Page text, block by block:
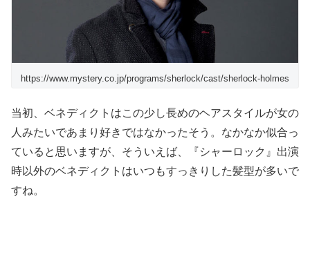
https://www.mystery.co.jp/programs/sherlock/cast/sherlock-holmes
当初、ベネディクトはこの少し長めのヘアスタイルが女の
人みたいであまり好きではなかったそう。なかなか似合っ
ていると思いますが、そういえば、『シャーロック』出演
時以外のベネディクトはいつもすっきりした髪型が多いで
すね。